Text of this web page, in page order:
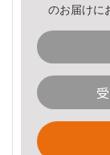
のお届けに